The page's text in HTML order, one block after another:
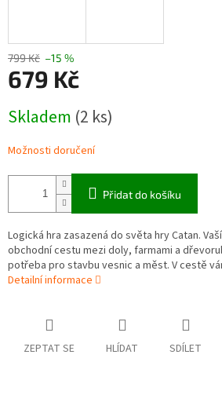
799 Kč –15 %
679 Kč
cena:
Skladem (2 ks)
Možnosti doručení
Přidat do košíku
Logická hra zasazená do světa hry Catan.
obchodní cestu mezi doly, farmami a
potřeba pro stavbu vesnic a měst. V cestě
Detailní informace
ZEPTAT SE HLÍDAT SDÍLET